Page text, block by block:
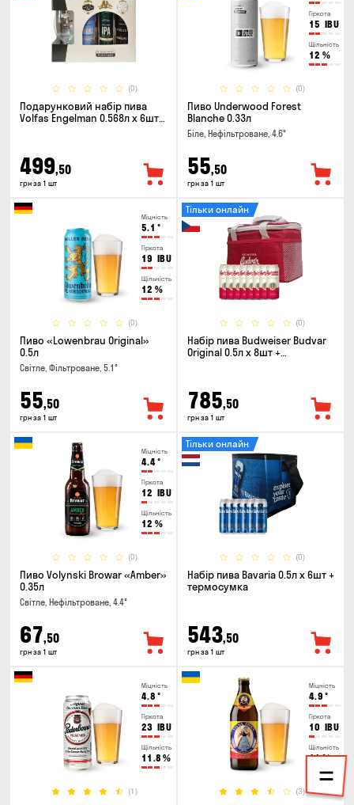
(0)
Подарунковий набір пива
Volfas Engelman 0.568л x 6шт +
499,50
грн за 1 шт
Гіркота
15 IBU
Щільність
12 %
(0)
Пиво Underwood Forest
Blanche 0.33л
Біле, Нефільтроване, 4.6°
55,50
грн за 1 шт
Міцність
5.1 °
Гіркота
19 IBU
Щільність
12 %
(0)
Пиво «Lowenbrau Original»
0.5л
Світле, Фільтроване, 5.1°
55,50
грн за 1 шт
(0)
Тільки онлайн
Набір пива Budweiser Budvar
Original 0.5л х 8шт +
785,50
грн за 1 шт
Міцність
4.4°
Гіркота
12 IBU
Щільність
12 %
(0)
Пиво Volynski Browar «Amber»
0.35л
Світле, Нефільтроване, 4.4°
67,50
грн за 1 шт
(0)
Тільки онлайн
Набір пива Bavaria 0.5л х 6шт +
термосумка
543,50
грн за 1 шт
Міцність
4.8 °
Гіркота
23 IBU
Щільність
11.8 %
(1)
Міцність
4.9 °
Гіркота
10 IBU
Щільність
11%
(3)